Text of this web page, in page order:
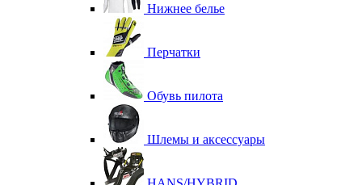
Нижнее белье
Перчатки
Обувь пилота
Шлемы и аксессуары